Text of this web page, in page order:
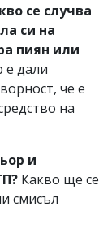
се случва
си на
пиян или
е дали
че е
на
и
Какво ще се
смисъл